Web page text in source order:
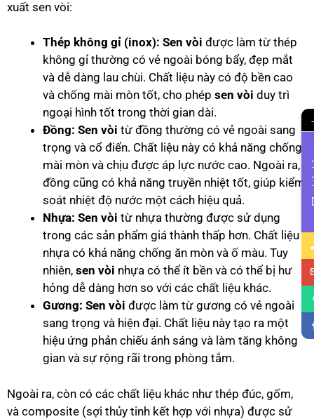
xuất sen vòi:
Thép không gỉ (inox): Sen vòi được làm từ thép
không gỉ thường có vẻ ngoài bóng bẩy, đẹp mắt
và dễ dàng lau chùi. Chất liệu này có độ bền cao
và chống mài mòn tốt, cho phép sen vòi duy trì
ngoại hình tốt trong thời gian dài.
Đồng: Sen vòi từ đồng thường có vẻ ngoài sang
trọng và cổ điển. Chất liệu này có khả năng chống
mài mòn và chịu được áp lực nước cao. Ngoài ra,
đồng cũng có khả năng truyền nhiệt tốt, giúp kiểm
soát nhiệt độ nước một cách hiệu quả.
Nhựa: Sen vòi từ nhựa thường được sử dụng
trong các sản phẩm giá thành thấp hơn. Chất liệu
nhựa có khả năng chống ăn mòn và ố màu. Tuy
nhiên, sen vòi nhựa có thể ít bền và có thể bị hư
hỏng dễ dàng hơn so với các chất liệu khác.
Gương: Sen vòi được làm từ gương có vẻ ngoài
sang trọng và hiện đại. Chất liệu này tạo ra một
hiệu ứng phản chiếu ánh sáng và làm tăng không
gian và sự rộng rãi trong phòng tắm.
Ngoài ra, còn có các chất liệu khác như thép đúc, gốm,
và composite (sợi thủy tinh kết hợp với nhựa) được sử